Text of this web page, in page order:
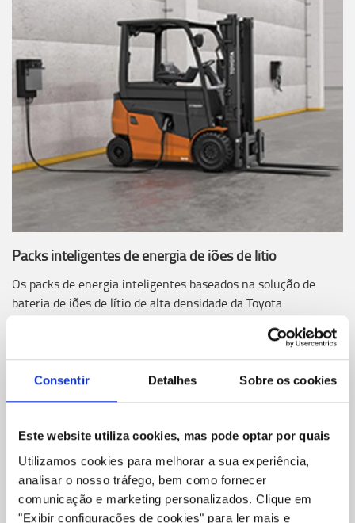
Consentir Detalhes Sobre os cookies
Este website utiliza cookies, mas pode optar por quais
Utilizamos cookies para melhorar a sua experiência,
analisar o nosso tráfego, bem como fornecer
comunicação e marketing personalizados. Clique em
"Exibir configurações de cookies" para ler mais e
Packs inteligentes de energia de iões de lítio
Os packs de energia inteligentes baseados na solução de
bateria de iões de lítio de alta densidade da Toyota
que reduzem o custo de energia e as emissões de CO2.